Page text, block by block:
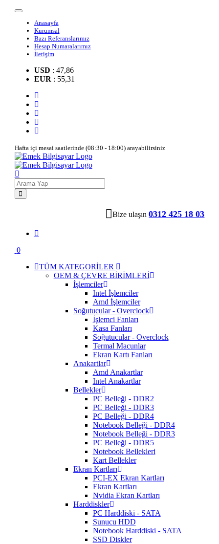
Anasayfa
Kurumsal
Bazı Referanslarımız
Hesap Numaralarımız
İletişim
USD : 47,86
EUR : 55,31
Hafta içi mesai saatlerinde (08:30 - 18:00) arayabilirsiniz
Bize ulaşın 0312 425 18 03
0
TÜM KATEGORİLER
OEM & ÇEVRE BİRİMLERİ
İşlemciler
Intel İşlemciler
Amd İşlemciler
Soğutucular - Overclock
İşlemci Fanları
Kasa Fanları
Soğutucular - Overclock
Termal Macunlar
Ekran Kartı Fanları
Anakartlar
Amd Anakartlar
Intel Anakartlar
Bellekler
PC Belleği - DDR2
PC Belleği - DDR3
PC Belleği - DDR4
Notebook Belleği - DDR4
Notebook Belleği - DDR3
PC Belleği - DDR5
Notebook Bellekleri
Kart Bellekler
Ekran Kartları
PCI-EX Ekran Kartları
Ekran Kartları
Nvidia Ekran Kartları
Harddiskler
PC Harddiski - SATA
Sunucu HDD
Notebook Harddiski - SATA
SSD Diskler